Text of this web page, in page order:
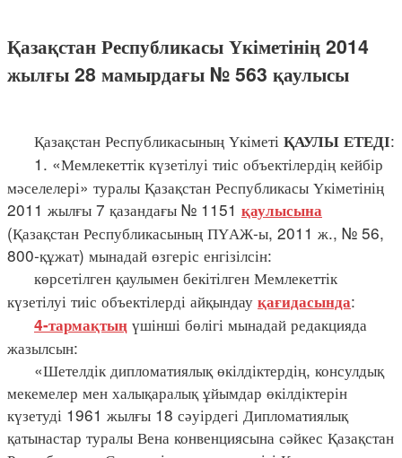
Қазақстан Республикасы Үкіметінің 2014
жылғы 28 мамырдағы № 563 қаулысы
Қазақстан Республикасының Үкіметі ҚАУЛЫ ЕТЕДІ:
1. «Мемлекеттік күзетілуі тиіс объектілердің кейбір
мәселелері» туралы Қазақстан Республикасы Үкіметінің
2011 жылғы 7 қазандағы № 1151 қаулысына
(Қазақстан Республикасының ПҮАЖ-ы, 2011 ж., № 56,
800-құжат) мынадай өзгеріс енгізілсін:
көрсетілген қаулымен бекітілген Мемлекеттік
күзетілуі тиіс объектілерді айқындау қағидасында:
4-тармақтың үшінші бөлігі мынадай редакцияда
жазылсын:
«Шетелдік дипломатиялық өкілдіктердің, консулдық
мекемелер мен халықаралық ұйымдар өкілдіктерін
күзетуді 1961 жылғы 18 сәуірдегі Дипломатиялық
қатынастар туралы Вена конвенциясына сәйкес Қазақстан